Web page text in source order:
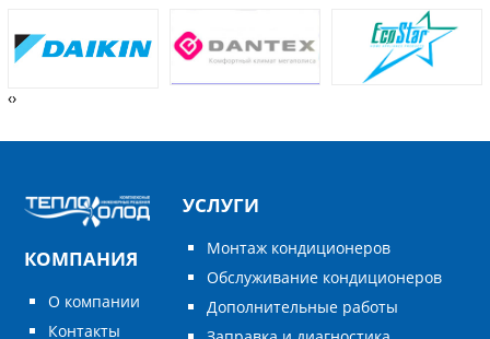
‹›
КОМПАНИЯ
О компании
Контакты
УСЛУГИ
Монтаж кондиционеров
Обслуживание кондиционеров
Дополнительные работы